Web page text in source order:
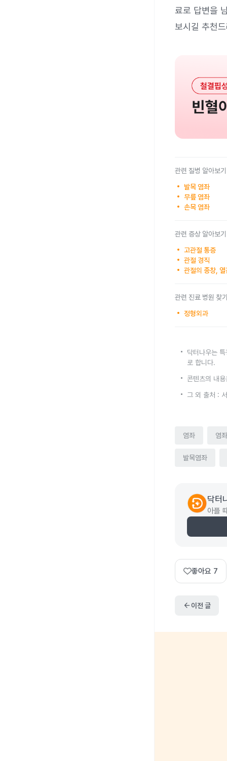
료로 답변을
보시길 추천
관련 질병 알아보기
발목 염좌
무릎 염좌
손목 염좌
관련 증상 알아보기
고관절 통증
관절 경직
관절의 종창,
관련 진료 병원 찾
정형외과
닥터나우는
로 합니다.
콘텐츠의 내
그 외 출처 :
염좌 염
발목염좌
닥터
아플
좋아요 7
arrow_back이전 글